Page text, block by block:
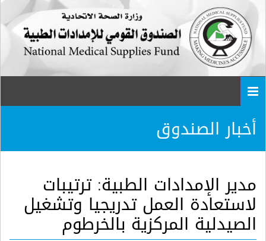
أخبار الصندوق
مدير الإمدادات الطبية: ترتيبات
لاستعادة العمل تدريجيا وتشغيل
الصيدلية المركزية بالخرطوم